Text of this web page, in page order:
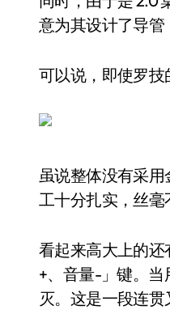
意为其设计了导管
可以说，即使罗技
虽说整体没有采用
工十分扎实，丝毫
看起来高大上的
+、音量-」键。
灭。这是一段连贯